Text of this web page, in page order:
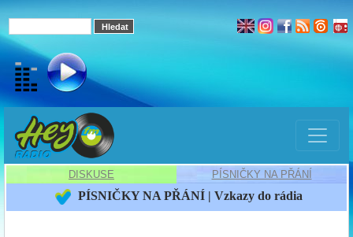
DISKUSE PÍSNIČKY NA PŘÁNÍ
PÍSNIČKY NA PŘÁNÍ | Vzkazy do rádia